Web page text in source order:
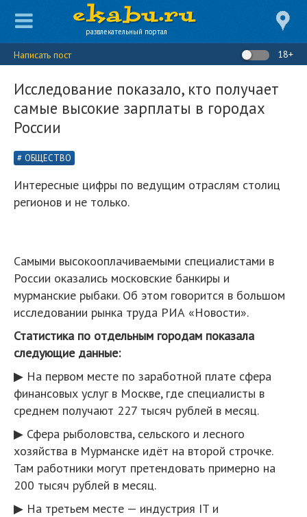
развлекательный портал
Написать пост 18+
Исследование показало, кто получает
самые высокие зарплаты в городах
России
ОБЩЕСТВО
Интересные цифры по ведущим отраслям столиц
регионов и не только.
Самыми высокооплачиваемыми специалистами в
России оказались московские банкиры и
мурманские рыбаки. Об этом говорится в большом
исследовании рынка труда РИА «Новости».
Статистика по отдельным городам показала
следующие данные:
▶ На первом месте по заработной плате сфера
финансовых услуг в Москве, где специалисты в
среднем получают 227 тысяч рублей в месяц.
▶ Сфера рыболовства, сельского и лесного
хозяйства в Мурманске идёт на второй строчке.
Там работники могут претендовать примерно на
200 тысяч рублей в месяц.
▶ На третьем месте — индустрия IT и